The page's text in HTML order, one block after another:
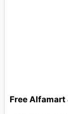
Free Alfamart